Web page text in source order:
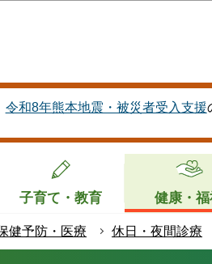
令和8年熊本地震・被災者受入支援
子育て・教育 健康・
健予防・医療 休日・夜間診療